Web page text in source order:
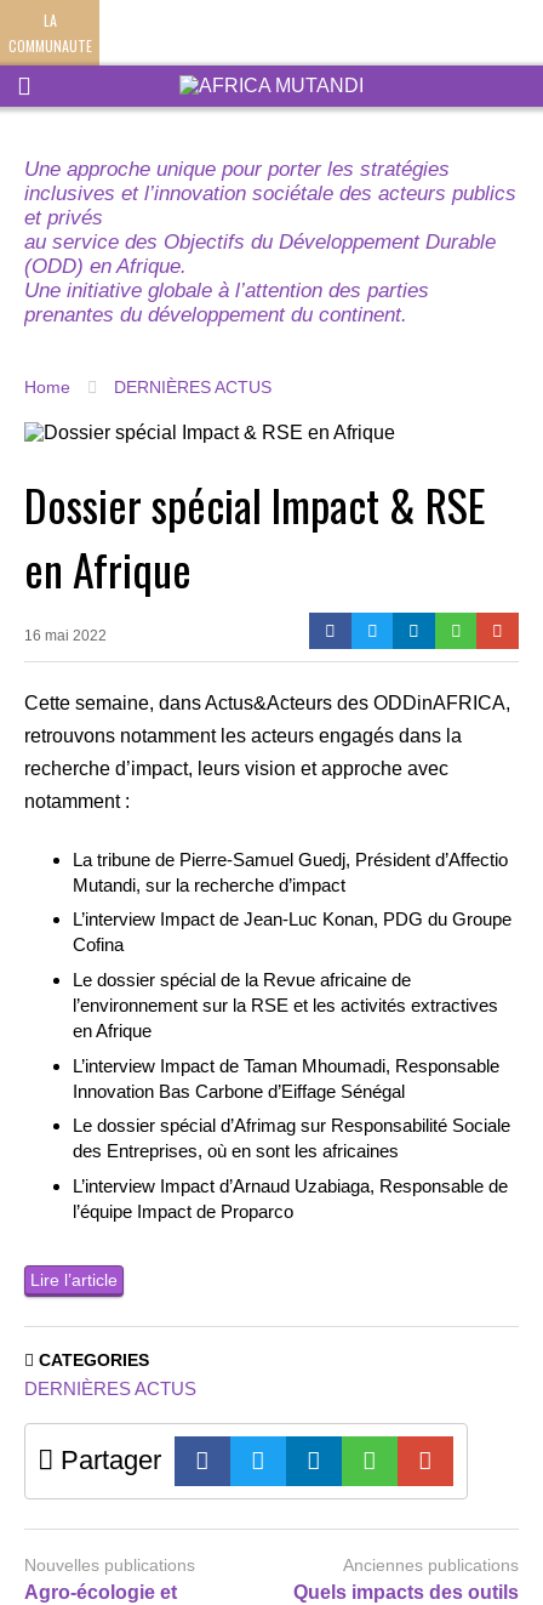
LA
COMMUNAUTE
Une approche unique pour porter les stratégies
inclusives et l’innovation sociétale des acteurs publics
et privés
au service des Objectifs du Développement Durable
(ODD) en Afrique.
Une initiative globale à l’attention des parties
prenantes du développement du continent.
Home DERNIÈRES ACTUS
Dossier spécial Impact & RSE
en Afrique
16 mai 2022
Cette semaine, dans Actus&Acteurs des ODDinAFRICA,
retrouvons notamment les acteurs engagés dans la
recherche d’impact, leurs vision et approche avec
notamment :
La tribune de Pierre-Samuel Guedj, Président d’Affectio
Mutandi, sur la recherche d’impact
L’interview Impact de Jean-Luc Konan, PDG du Groupe
Cofina
Le dossier spécial de la Revue africaine de
l’environnement sur la RSE et les activités extractives
en Afrique
L’interview Impact de Taman Mhoumadi, Responsable
Innovation Bas Carbone d’Eiffage Sénégal
Le dossier spécial d’Afrimag sur Responsabilité Sociale
des Entreprises, où en sont les africaines
L’interview Impact d’Arnaud Uzabiaga, Responsable de
l’équipe Impact de Proparco
Lire l’article
CATEGORIES
DERNIÈRES ACTUS
Partager
Nouvelles publications
Agro-écologie et
Anciennes publications
Quels impacts des outils